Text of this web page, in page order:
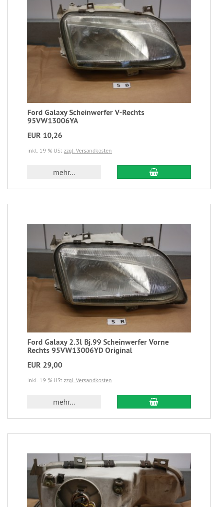
Ford Galaxy Scheinwerfer V-Rechts
95VW13006YA
EUR 10,26
inkl. 19 % USt zzgl. Versandkosten
mehr...
Ford Galaxy 2.3l Bj.99 Scheinwerfer Vorne
Rechts 95VW13006YD Original
EUR 29,00
inkl. 19 % USt zzgl. Versandkosten
mehr...